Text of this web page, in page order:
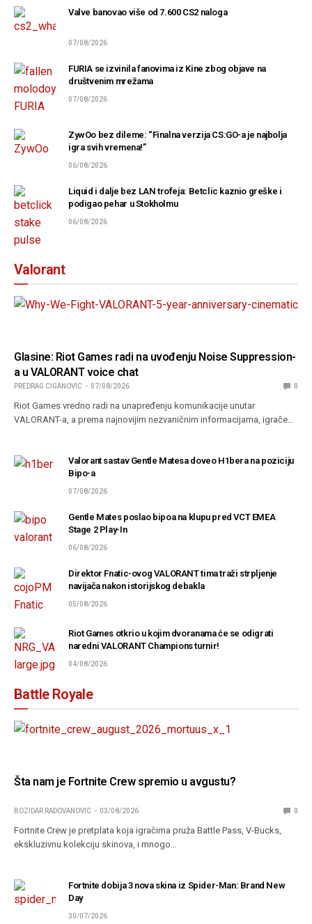
Valve banovao više od 7.600 CS2 naloga
07/08/2026
FURIA se izvinila fanovima iz Kine zbog objave na
društvenim mrežama
07/08/2026
ZywOo bez dileme: “Finalna verzija CS:GO-a je najbolja
igra svih vremena!”
06/08/2026
Liquid i dalje bez LAN trofeja: Betclic kaznio greške i
podigao pehar u Stokholmu
06/08/2026
Valorant
Glasine: Riot Games radi na uvođenju Noise Suppression-
a u VALORANT voice chat
PREDRAG CIGANOVIC 07/08/2026 0
Riot Games vredno radi na unapređenju komunikacije unutar
VALORANT-a, a prema najnovijim nezvaničnim informacijama, igrače…
Valorant sastav Gentle Matesa doveo H1bera na poziciju
Bipo-a
07/08/2026
Gentle Mates poslao bipoa na klupu pred VCT EMEA
Stage 2 Play-In
06/08/2026
Direktor Fnatic-ovog VALORANT tima traži strpljenje
navijača nakon istorijskog debakla
05/08/2026
Riot Games otkrio u kojim dvoranama će se odigrati
naredni VALORANT Champions turnir!
04/08/2026
Battle Royale
Šta nam je Fortnite Crew spremio u avgustu?
BOZIDAR RADOVANOVIC 03/08/2026 0
Fortnite Crew je pretplata koja igračima pruža Battle Pass, V-Bucks,
ekskluzivnu kolekciju skinova, i mnogo…
Fortnite dobija 3 nova skina iz Spider-Man: Brand New
Day
30/07/2026